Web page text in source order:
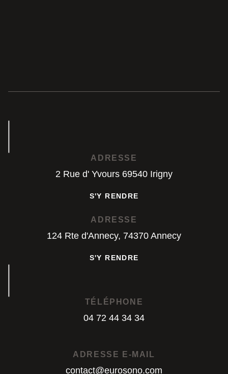
ADRESSE
2 Rue d' Yvours 69540 Irigny
S'Y RENDRE
ADRESSE
124 Rte d'Annecy, 74370 Annecy
S'Y RENDRE
TÉLÉPHONE
04 72 44 34 34
ADRESSE E-MAIL
contact@eurosono.com